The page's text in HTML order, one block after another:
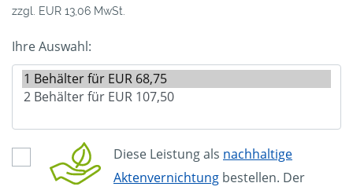
zzgl. EUR 13,06 MwSt.
Ihre Auswahl:
Diese Leistung als nachhaltige
Aktenvernichtung bestellen. Der